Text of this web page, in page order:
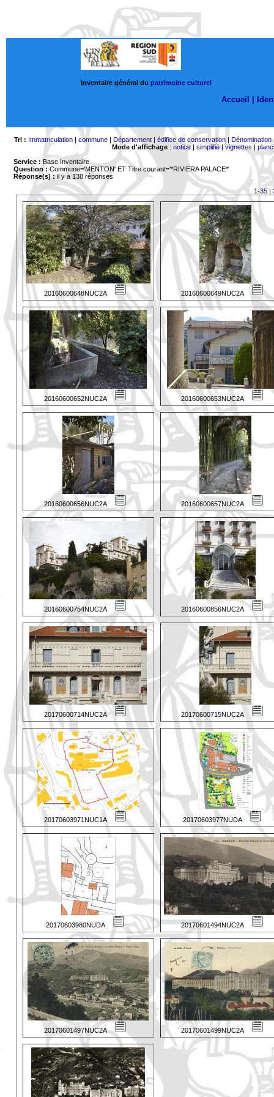
Inventaire général du patrimoine culturel
Accueil |
Tri : Immatriculation| commune| Département| édifice de conservation| Dénomination
Mode d'affichage: notice| simplifié|vignettes |
Service : Base Inventaire
Question : Commune='MENTON' ET Titre courant='*RIVIERA PALACE*'
Réponse(s) :il y a 138 réponses
1-35|
20160600648NUC2A 20160600649NUC2A
20160600652NUC2A 20160600653NUC2A
20160600656NUC2A 20160600657NUC2A
20160600754NUC2A 20160600856NUC2A
20170600714NUC2A 20170600715NUC2A
20170603971NUC1A 20170603977NUDA
20170603980NUDA 20170601494NUC2A
20170601497NUC2A 20170601499NUC2A